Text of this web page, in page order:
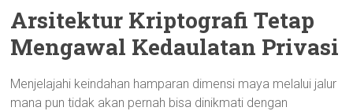
Arsitektur Kriptografi Tetap
Mengawal Kedaulatan Privasi
Menjelajahi keindahan hamparan dimensi maya melalui jalur
mana pun tidak akan pernah bisa dinikmati dengan